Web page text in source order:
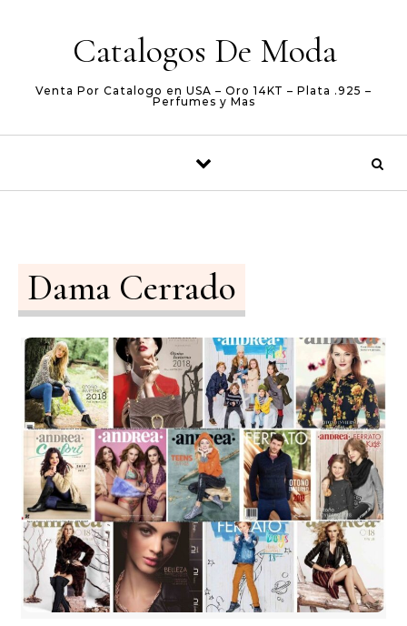
Catalogos De Moda
Venta Por Catalogo en USA – Oro 14KT – Plata .925 –
Perfumes y Mas
Dama Cerrado